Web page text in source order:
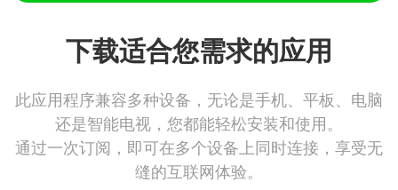
下载适合您需求的应用
此应用程序兼容多种设备，无论是手机、平板、电脑
还是智能电视，您都能轻松安装和使用。
通过一次订阅，即可在多个设备上同时连接，享受无
缝的互联网体验。